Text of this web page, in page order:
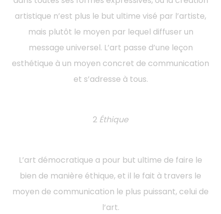
artistique n’est plus le but ultime visé par l’artiste,
mais plutôt le moyen par lequel diffuser un
message universel. L’art passe d’une leçon
esthétique à un moyen concret de communication
et s’adresse à tous.
2 Éthique
L’art démocratique a pour but ultime de faire le
bien de manière éthique, et il le fait à travers le
moyen de communication le plus puissant, celui de
l’art.